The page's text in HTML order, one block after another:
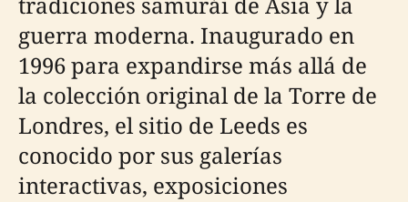
guerra moderna. Inaugurado en
1996 para expandirse más allá de
la colección original de la Torre de
Londres, el sitio de Leeds es
conocido por sus galerías
interactivas, exposiciones